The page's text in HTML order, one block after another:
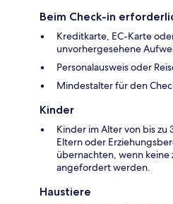
Beim Check-in
Kreditkarte, EC-Karte
unvorhergesehene
Personalausweis oder
Mindestalter für den
Kinder
Kinder im Alter von bis zu
Eltern oder
übernachten, wenn keine
angefordert werden.
Haustiere